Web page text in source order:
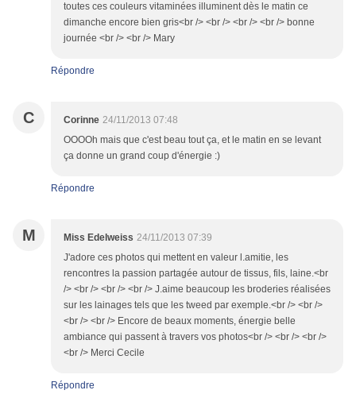
toutes ces couleurs vitaminées illuminent dès le matin ce
dimanche encore bien gris<br /> <br /> <br /> <br /> bonne
journée <br /> <br /> Mary
Répondre
C Corinne 24/11/2013 07:48
OOOOh mais que c'est beau tout ça, et le matin en se levant
ça donne un grand coup d'énergie :)
Répondre
M Miss Edelweiss 24/11/2013 07:39
J'adore ces photos qui mettent en valeur l.amitie, les
rencontres la passion partagée autour de tissus, fils, laine.<br
/> <br /> <br /> <br /> J.aime beaucoup les broderies réalisées
sur les lainages tels que les tweed par exemple.<br /> <br />
<br /> <br /> Encore de beaux moments, énergie belle
ambiance qui passent à travers vos photos<br /> <br /> <br />
<br /> Merci Cecile
Répondre